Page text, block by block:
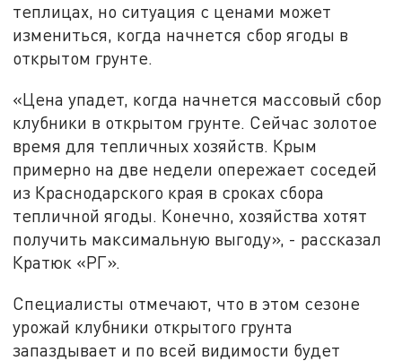
теплицах, но ситуация с ценами может
измениться, когда начнется сбор ягоды в
открытом грунте.
«Цена упадет, когда начнется массовый сбор
клубники в открытом грунте. Сейчас золотое
время для тепличных хозяйств. Крым
примерно на две недели опережает соседей
из Краснодарского края в сроках сбора
тепличной ягоды. Конечно, хозяйства хотят
получить максимальную выгоду», - рассказал
Кратюк «РГ».
Специалисты отмечают, что в этом сезоне
урожай клубники открытого грунта
запаздывает и по всей видимости будет